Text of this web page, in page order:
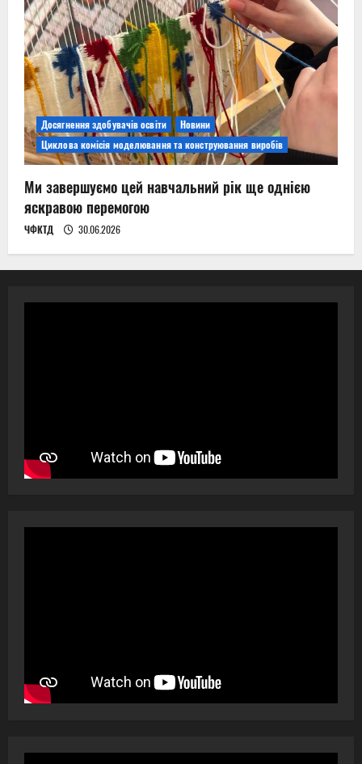
Досягнення здобувачів освіти
Новини
Циклова комісія моделювання та конструювання виробів
Ми завершуємо цей навчальний рік ще однією
яскравою перемогою
ЧФКТД 30.06.2026